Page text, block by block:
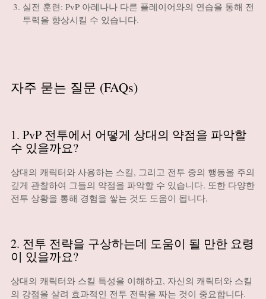
실전 훈련: PvP 아레나나 다른 플레이어와의 연습을 통해 전
투력을 향상시킬 수 있습니다.
자주 묻는 질문 (FAQs)
1. PvP 전투에서 어떻게 상대의 약점을 파악할
수 있을까요?
상대의 캐릭터와 사용하는 스킬, 그리고 전투 중의 행동을 주의
깊게 관찰하여 그들의 약점을 파악할 수 있습니다. 또한 다양한
전투 상황을 통해 경험을 쌓는 것도 도움이 됩니다.
2. 전투 전략을 구상하는데 도움이 될 만한 요령
이 있을까요?
상대의 캐릭터와 스킬 특성을 이해하고, 자신의 캐릭터와 스킬
의 강점을 살려 효과적인 전투 전략을 짜는 것이 중요합니다.